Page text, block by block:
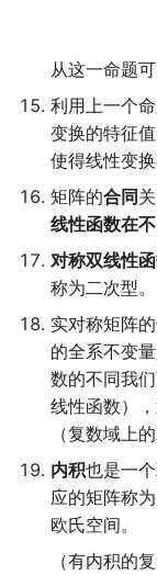
从这一命题
利用上一个
变换的特征
使得线性变
矩阵的合同
线性函数在
对称双线性
称为二次型。
实对称矩阵的
的全系不变
数的不同我
线性函数）
（复数域上
内积也是一
应的矩阵称
欧氏空间。
（有内积的